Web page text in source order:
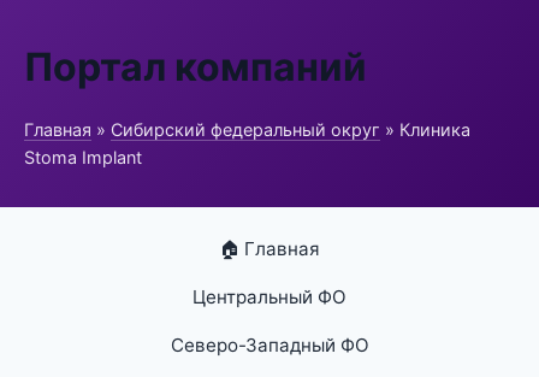
Портал компаний
Главная » Сибирский федеральный округ » Клиника
Stoma Implant
🏠 Главная
Центральный ФО
Северо-Западный ФО